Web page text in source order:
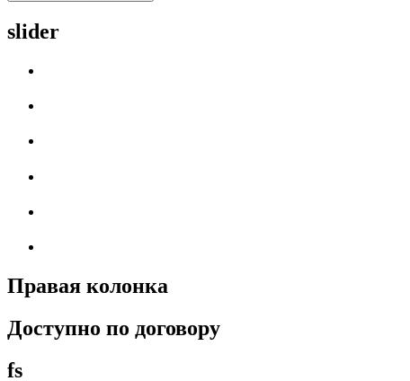
slider
Правая колонка
Доступно по договору
fs